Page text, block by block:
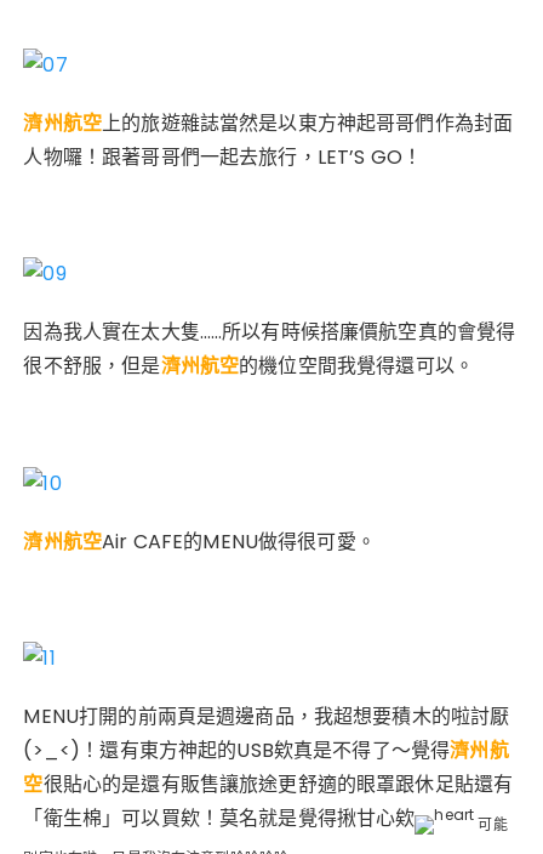
濟州航空上的旅遊雜誌當然是以東方神起哥哥們作為封面
人物囉！跟著哥哥們一起去旅行，LET’S GO！
因為我人實在太大隻……所以有時候搭廉價航空真的會覺得
很不舒服，但是濟州航空的機位空間我覺得還可以。
濟州航空Air CAFE的MENU做得很可愛。
MENU打開的前兩頁是週邊商品，我超想要積木的啦討厭
(>_<)！還有東方神起的USB欸真是不得了～覺得濟州航
空很貼心的是還有販售讓旅途更舒適的眼罩跟休足貼還有
「衛生棉」可以買欸！莫名就是覺得揪甘心欸
可能